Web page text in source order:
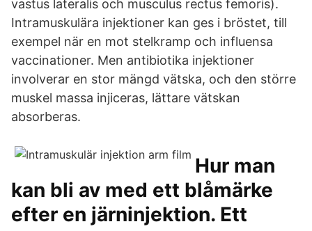
vastus lateralis och musculus rectus femoris).
Intramuskulära injektioner kan ges i bröstet, till
exempel när en mot stelkramp och influensa
vaccinationer. Men antibiotika injektioner
involverar en stor mängd vätska, och den större
muskel massa injiceras, lättare vätskan
absorberas.
Hur man
kan bli av med ett blåmärke
efter en järninjektion. Ett